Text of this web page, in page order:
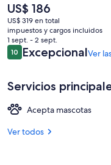
El
precio
actual
es
de
US$ 186
US$ 186
US$ 319 en total
impuestos y cargos incluidos
1 sept. - 2 sept.
Opiniones
1010 de 10
ExcepcionalVer
Servicios
Acepta mascotas
Ver todos